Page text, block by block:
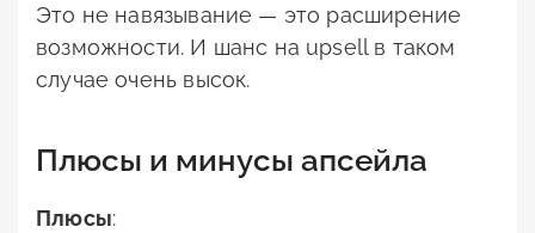
Это не навязывание — это расширение
возможности. И шанс на upsell в таком
случае очень высок.
Плюсы и минусы апсейла
Плюсы: